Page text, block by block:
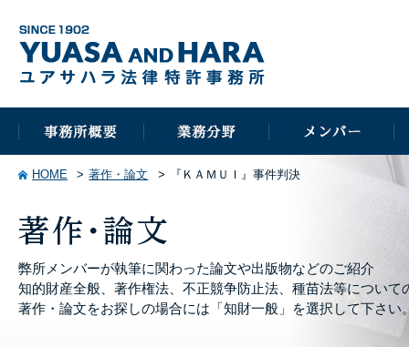
HOME 著作・論文 『ＫＡＭＵＩ』事件判決
弊所メンバーが執筆に関わった論文や出版物などのご紹介
知的財産全般、著作権法、不正競争防止法、種苗法等について
著作・論文をお探しの場合には「知財一般」を選択して下さい